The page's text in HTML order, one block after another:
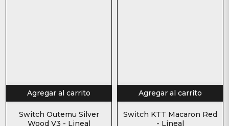
Agregar al carrito
Switch Outemu Silver
Wood V3 - Lineal
Agregar al carrito
Switch KTT Macaron Red
- Lineal